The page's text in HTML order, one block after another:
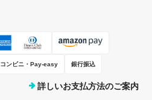
コンビニ・Pay-easy 銀行振込
詳しいお支払方法のご案内